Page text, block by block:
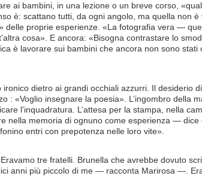
ai bambini, in una lezione o un breve corso,
è: scattano tutti, da ogni angolo, ma quella non è
delle proprie esperienze. «La fotografia vera —
cosa». E ancora: «Bisogna contrastare lo
è lavorare sui bambini che ancora non sono stati
dietro ai grandi occhiali azzurri. Il desiderio
: «Voglio insegnare la poesia». L’ingombro della
l’inquadratura. L’attesa per la stampa, nella
nella memoria di ognuno come esperienza —
entri con prepotenza nelle loro vite».
tre fratelli. Brunella che avrebbe dovuto
anni più piccolo di me — racconta Marirosa —.